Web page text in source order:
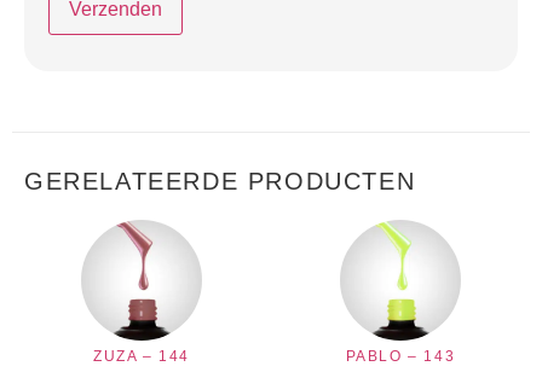
GERELATEERDE PRODUCTEN
ZUZA – 144 PABLO – 143